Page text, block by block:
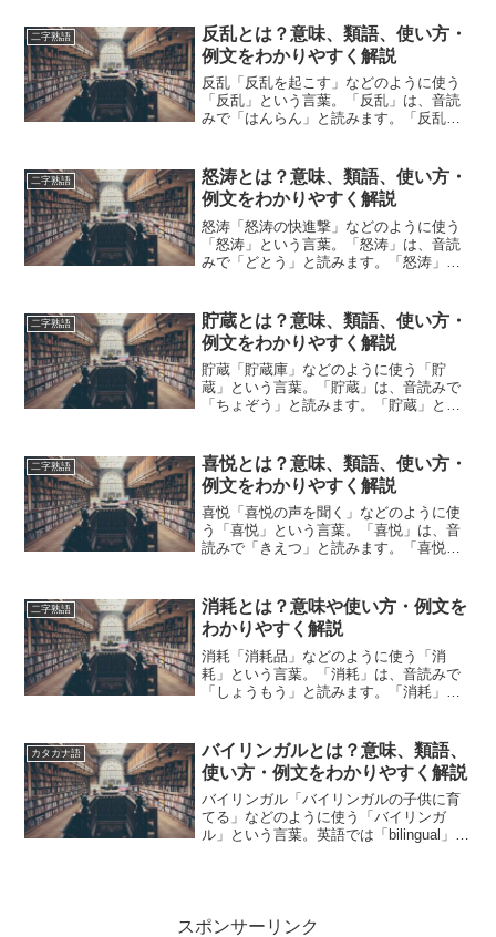
二字熟語
反乱とは？意味、類語、使い方・
例文をわかりやすく解説
反乱「反乱を起こす」などのように使う
「反乱」という言葉。「反乱」は、音読
みで「はんらん」と読みます。「反乱」
方や類語について、小説などの用例を紹
介しながら、わかりやすく解...
二字熟語
怒涛とは？意味、類語、使い方・
例文をわかりやすく解説
怒涛「怒涛の快進撃」などのように使う
「怒涛」という言葉。「怒涛」は、音読
みで「どとう」と読みます。「怒涛」と
類語について、小説などの用例を紹介し
ながら、わかりやすく解説...
二字熟語
貯蔵とは？意味、類語、使い方・
例文をわかりやすく解説
貯蔵「貯蔵庫」などのように使う「貯
蔵」という言葉。「貯蔵」は、音読みで
「ちょぞう」と読みます。「貯蔵」と
類語について、小説などの用例を紹介し
て、わかりやすく解説していき...
二字熟語
喜悦とは？意味、類語、使い方・
例文をわかりやすく解説
喜悦「喜悦の声を聞く」などのように使
う「喜悦」という言葉。「喜悦」は、音
読みで「きえつ」と読みます。「喜悦」
方や類語について、小説などの用例を紹
介しながら、わかりやすく解...
二字熟語
消耗とは？意味や使い方・例文を
わかりやすく解説
消耗「消耗品」などのように使う「消
耗」という言葉。「消耗」は、音読みで
「しょうもう」と読みます。「消耗」と
ついて、小説などの用例を紹介して、わ
かりやすく解説していきます...
カタカナ語
バイリンガルとは？意味、類語、
使い方・例文をわかりやすく解説
バイリンガル「バイリンガルの子供に育
てる」などのように使う「バイリンガ
ル」という言葉。英語では「bilingual」と
スポンサーリンク